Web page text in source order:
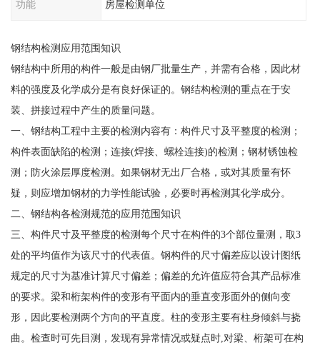
功能 房屋检测单位
钢结构检测应用范围知识
钢结构中所用的构件一般是由钢厂批量生产，并需有合格，因此材
料的强度及化学成分是有良好保证的。钢结构检测的重点在于安
装、拼接过程中产生的质量问题。
一、钢结构工程中主要的检测内容有：构件尺寸及平整度的检测；
构件表面缺陷的检测；连接(焊接、螺栓连接)的检测；钢材锈蚀检
测；防火涂层厚度检测。如果钢材无出厂合格，或对其质量有怀
疑，则应增加钢材的力学性能试验，必要时再检测其化学成分。
二、钢结构各检测规范的应用范围知识
三、构件尺寸及平整度的检测每个尺寸在构件的3个部位量测，取3
处的平均值作为该尺寸的代表值。钢构件的尺寸偏差应以设计图纸
规定的尺寸为基准计算尺寸偏差；偏差的允许值应符合其产品标准
的要求。梁和桁架构件的变形有平面内的垂直变形面外的侧向变
形，因此要检测两个方向的平直度。柱的变形主要有柱身倾斜与挠
曲。检查时可先目测，发现有异常情况或疑点时,对梁、桁架可在构